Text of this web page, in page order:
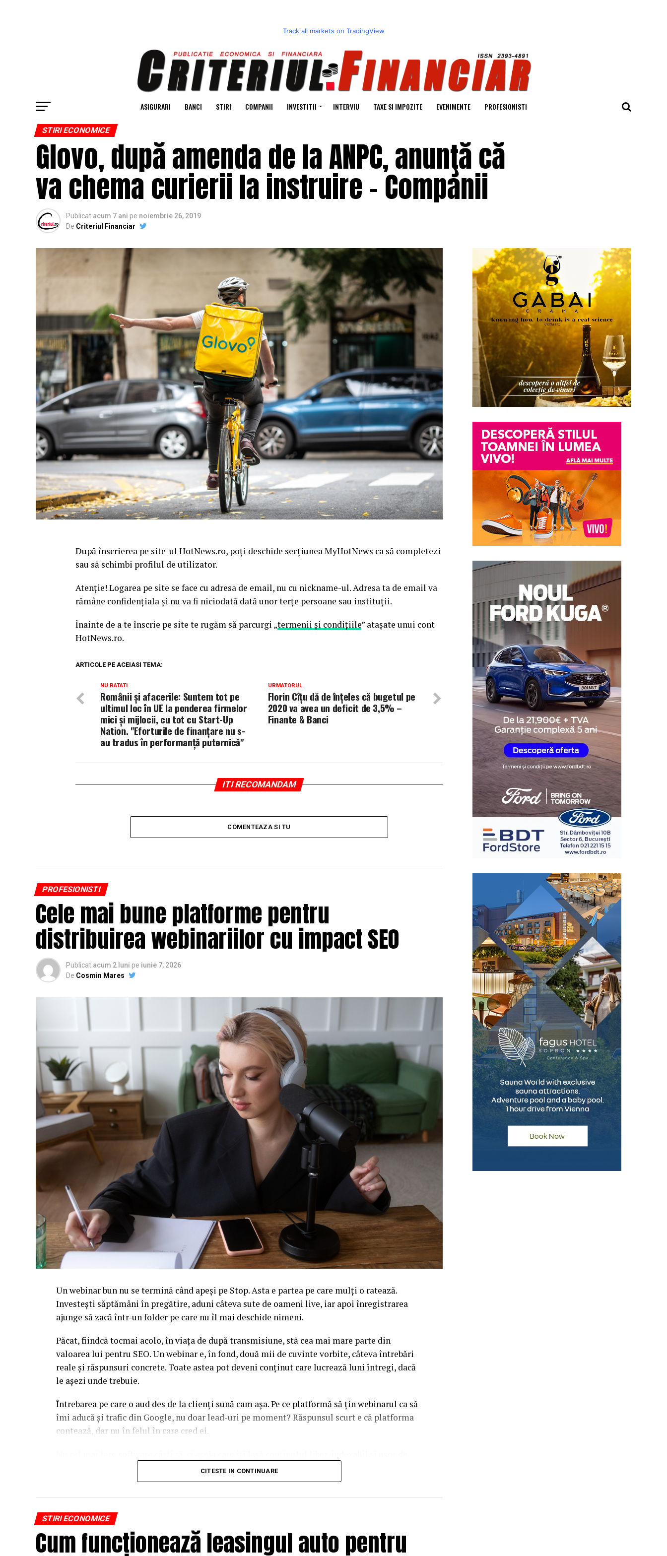
Track all markets on TradingView
ASIGURARI BANCI STIRI COMPANII INVESTITII INTERVIU TAXE SI IMPOZITE EVENIMENTE PROFESIONISTI
STIRI ECONOMICE
Glovo, după amenda de la ANPC, anunţă că
va chema curierii la instruire – Companii
Publicat acum 7 ani pe noiembrie 26, 2019
De Criteriul Financiar
După înscrierea pe site-ul HotNews.ro, poţi deschide secţiunea MyHotNews ca să completezi
sau să schimbi profilul de utilizator.
Atenţie! Logarea pe site se face cu adresa de email, nu cu nickname-ul. Adresa ta de email va
rămâne confidenţiala şi nu va fi niciodată dată unor terţe persoane sau instituţii.
Înainte de a te înscrie pe site te rugăm să parcurgi „termenii şi condiţiile” ataşate unui cont
HotNews.ro.
ARTICOLE PE ACEIASI TEMA:
URMATORUL
Florin Cîțu dă de înțeles că bugetul pe
2020 va avea un deficit de 3,5% –
Finante & Banci
NU RATATI
Românii și afacerile: Suntem tot pe
ultimul loc în UE la ponderea firmelor
mici și mijlocii, cu tot cu Start-Up
Nation. "Eforturile de finanțare nu s-
au tradus în performanță puternică"
ITI RECOMANDAM
COMENTEAZA SI TU
PROFESIONISTI
Cele mai bune platforme pentru
distribuirea webinariilor cu impact SEO
Publicat acum 2 luni pe iunie 7, 2026
De Cosmin Mares
Un webinar bun nu se termină când apeși pe Stop. Asta e partea pe care mulți o ratează.
Investești săptămâni în pregătire, aduni câteva sute de oameni live, iar apoi înregistrarea
ajunge să zacă într-un folder pe care nu îl mai deschide nimeni.
Păcat, fiindcă tocmai acolo, în viața de după transmisiune, stă cea mai mare parte din
valoarea lui pentru SEO. Un webinar e, în fond, două mii de cuvinte vorbite, câteva întrebări
reale și răspunsuri concrete. Toate astea pot deveni conținut care lucrează luni întregi, dacă
le așezi unde trebuie.
Întrebarea pe care o aud des de la clienți sună cam așa. Pe ce platformă să țin webinarul ca să
îmi aducă și trafic din Google, nu doar lead-uri pe moment? Răspunsul scurt e că platforma
contează, dar nu în felul în care cred ei.
reutilizat. Hai să o luăm pe îndelete, fiindcă diferențele dintre opțiuni sunt mai subtile decât
Google
Motoarele de căutare nu văd un video în sensul în care îl vezi tu. Ele citesc text, metadate și
CITESTE IN CONTINUARE
STIRI ECONOMICE
Cum funcționează leasingul auto pentru